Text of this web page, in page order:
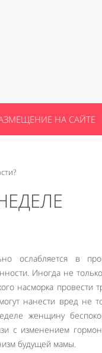
НА САЙТЕ
ослабляется в
Иногда не
насморка провести
нанести вред не
женщину
с изменением
будущей мамы.